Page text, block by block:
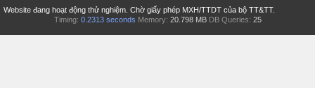
Website đang hoạt động thử nghiệm. Chờ giấy phép MXH/TTDT của bộ TT&TT.
Timing: 0.2313 seconds Memory: 20.798 MB DB Queries: 25